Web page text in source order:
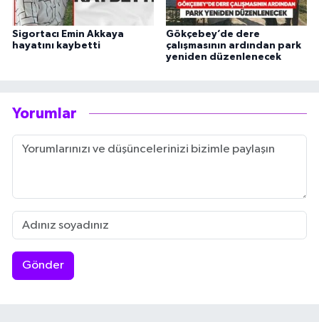
Sigortacı Emin Akkaya
hayatını kaybetti
Gökçebey’de dere
çalışmasının ardından park
yeniden düzenlenecek
Yorumlar
Gönder